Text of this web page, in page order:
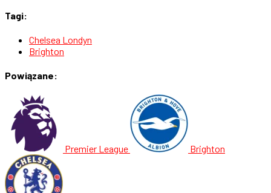
Tagi:
Chelsea Londyn
Brighton
Powiązane:
Premier League Brighton